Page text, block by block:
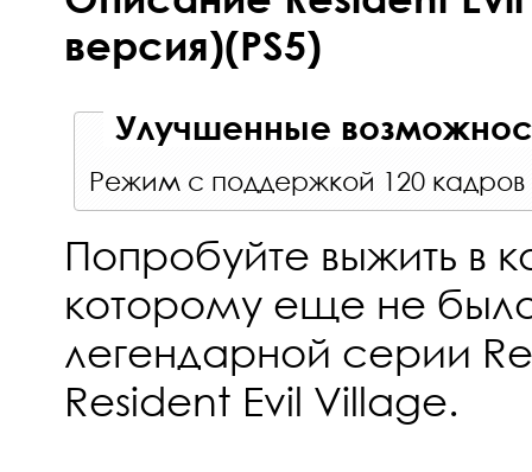
версия)(PS5)
Улучшенные
Режим с поддержкой 120 кадров
Попробуйте выжить в
которому еще не
легендарной серии
Resident Evil Village.